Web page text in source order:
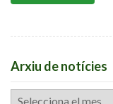
Arxiu de notícies
Arxiu